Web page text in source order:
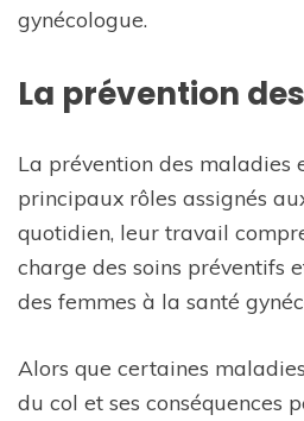
gynécologue.
La prévention
La prévention des maladies
principaux rôles assignés
quotidien, leur travail
charge des soins préventifs
des femmes à la santé
Alors que certaines
du col et ses conséquences